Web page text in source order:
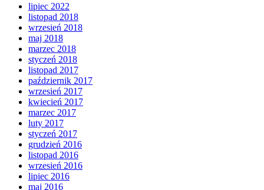
lipiec 2022
listopad 2018
wrzesień 2018
maj 2018
marzec 2018
styczeń 2018
listopad 2017
październik 2017
wrzesień 2017
kwiecień 2017
marzec 2017
luty 2017
styczeń 2017
grudzień 2016
listopad 2016
wrzesień 2016
lipiec 2016
maj 2016